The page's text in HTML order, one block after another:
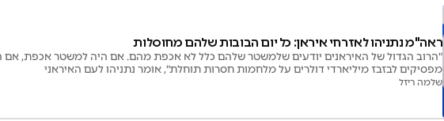
ראה"מ נתניהו לאזרחי איראן: כל יום הבובות שלהם מחוסלות
"הרוב הגדול של האיראנים יודעים שלמשטר שלהם כלל לא אכפת מהם. אם היה למשטר אכפת, אם
מפסיקים לבזבז מיליארדי דולרים על מלחמות חסרות תוחלת", אומר נתניהו לעם האיראני
שלמה ריזל